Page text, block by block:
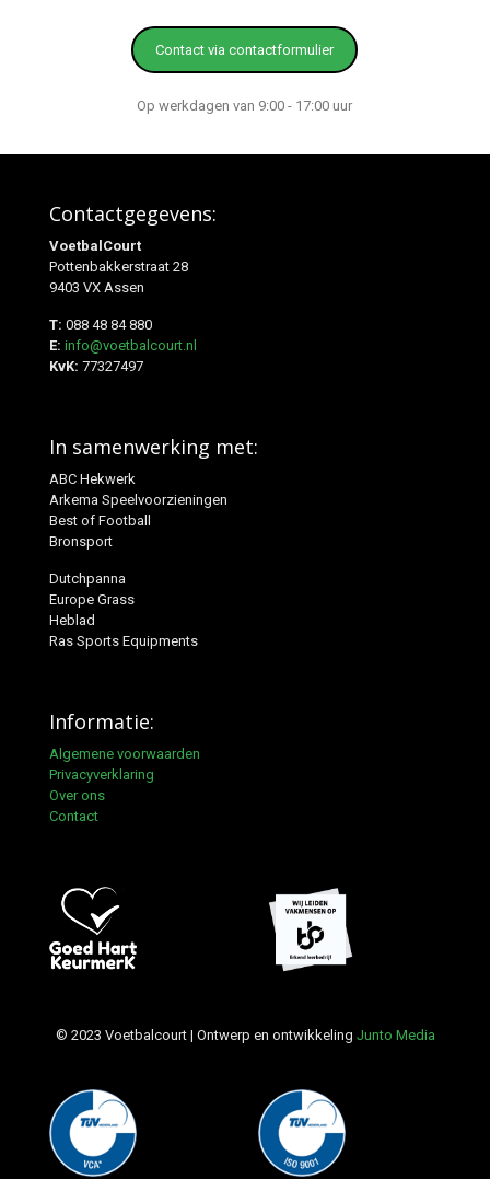
Contact via contactformulier
Op werkdagen van 9:00 - 17:00 uur
Contactgegevens:
VoetbalCourt
Pottenbakkerstraat 28
9403 VX Assen
T: 088 48 84 880
E: info@voetbalcourt.nl
KvK: 77327497
In samenwerking met:
ABC Hekwerk
Arkema Speelvoorzieningen
Best of Football
Bronsport
Dutchpanna
Europe Grass
Heblad
Ras Sports Equipments
Informatie:
Algemene voorwaarden
Privacyverklaring
Over ons
Contact
© 2023 Voetbalcourt | Ontwerp en ontwikkeling Junto Media